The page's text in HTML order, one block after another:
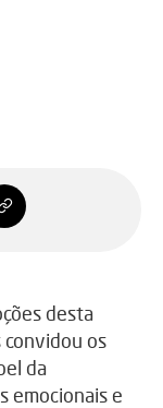
desta
convidou os
da
emocionais e